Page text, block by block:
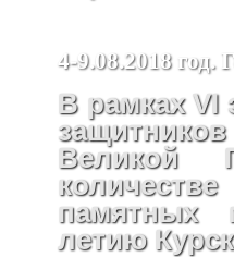
4-9.08.2018 год.
В рамках VI
Великой
памятных
летию